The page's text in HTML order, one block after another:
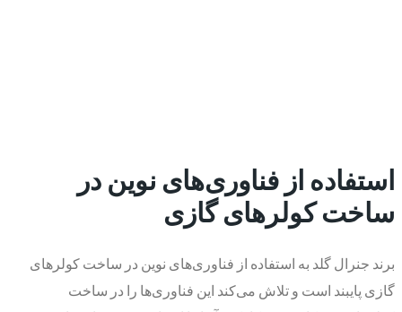
استفاده از فناوری‌های نوین در
ساخت کولرهای گازی
برند جنرال گلد به استفاده از فناوری‌های نوین در ساخت کولرهای
گازی پایبند است و تلاش می‌کند این فناوری‌ها را در ساخت